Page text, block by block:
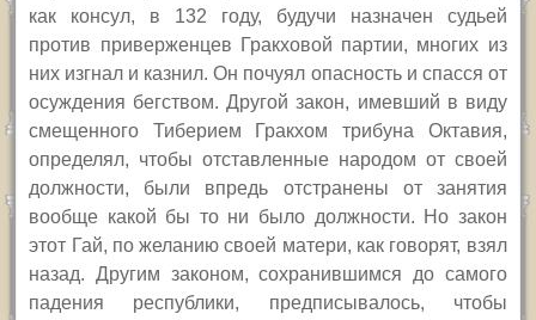
как консул, в 132 году, будучи назначен судьей
против приверженцев Гракховой партии, многих из
них изгнал и казнил. Он почуял опасность и спасся от
осуждения бегством. Другой закон, имевший в виду
смещенного Тиберием Гракхом трибуна Октавия,
определял, чтобы отставленные народом от своей
должности, были впредь отстранены от занятия
вообще какой бы то ни было должности. Но закон
этот Гай, по желанию своей матери, как говорят, взял
назад. Другим законом, сохранившимся до самого
падения республики, предписывалось, чтобы